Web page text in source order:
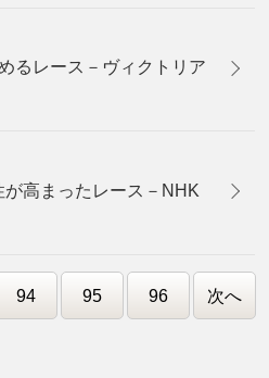
るレース－ヴィクトリア
高まったレース－NHK
94 95 96 次へ